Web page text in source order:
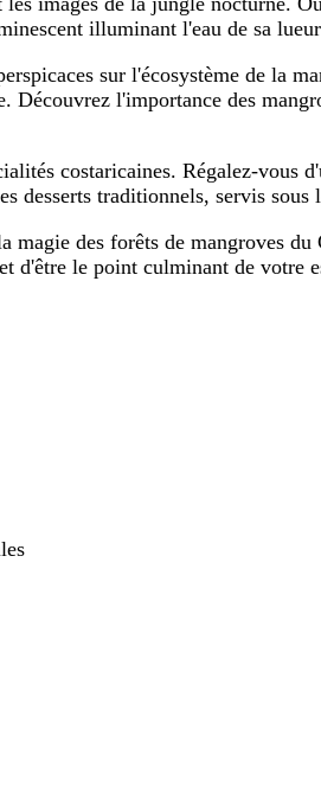
illuminant l'eau de sa
sur l'écosystème de la
l'importance des
costaricaines. Régalez-vous
traditionnels, servis sous
des forêts de mangroves
d'être le point culminant de votre